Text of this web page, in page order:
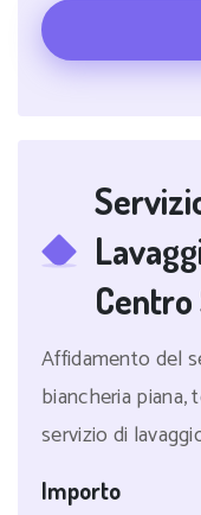
Affidamento del
biancheria piana,
servizio di
Importo